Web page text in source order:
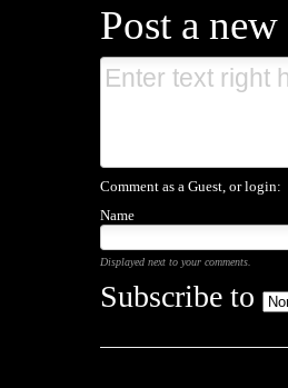
Post a
Comment as a Guest, or login:
Name
Displayed next to your comments.
Subscribe to